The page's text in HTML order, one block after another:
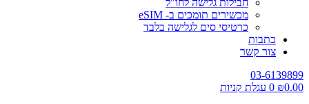
חבילות גלישה לחו"ל
מכשירים תומכים ב- eSIM
כרטיסי סים לגלישה בלבד
כתבות
צור קשר
03-6139899
₪0.00
0 עגלת קניות